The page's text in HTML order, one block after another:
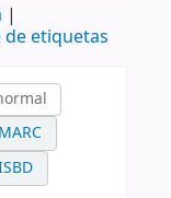
de etiquetas